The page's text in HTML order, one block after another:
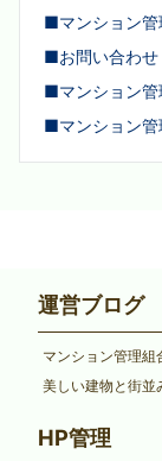
■マンション管
■お問い合わせ
■マンション管
■マンション管
運営ブログ
マンション管理組
美しい建物と街並
HP管理